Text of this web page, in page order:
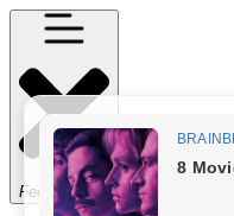
Fechar Menu